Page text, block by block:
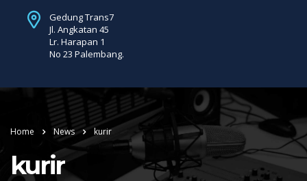
Gedung Trans7
Jl. Angkatan 45
Lr. Harapan 1
No 23 Palembang.
Home News kurir
kurir